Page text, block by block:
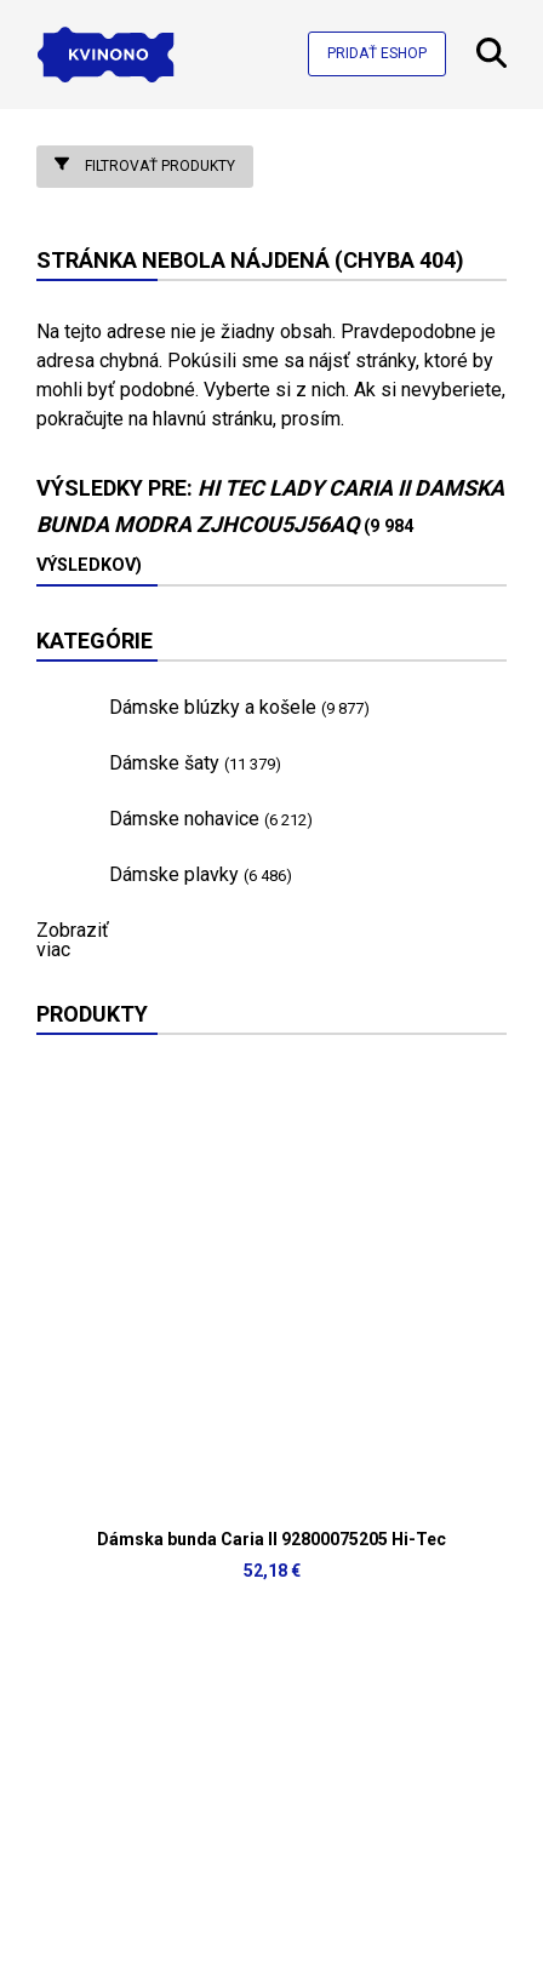
PRIDAŤ ESHOP
FILTROVAŤ PRODUKTY
STRÁNKA NEBOLA NÁJDENÁ (CHYBA 404)
Na tejto adrese nie je žiadny obsah. Pravdepodobne je
adresa chybná. Pokúsili sme sa nájsť stránky, ktoré by
mohli byť podobné. Vyberte si z nich. Ak si nevyberiete,
pokračujte na hlavnú stránku, prosím.
VÝSLEDKY PRE: HI TEC LADY CARIA II DAMSKA
BUNDA MODRA ZJHCOU5J56AQ (9 984
VÝSLEDKOV)
KATEGÓRIE
Dámske blúzky a košele (9 877)
Dámske šaty (11 379)
Dámske nohavice (6 212)
Dámske plavky (6 486)
Zobraziť
viac
PRODUKTY
Dámska bunda Caria II 92800075205 Hi-Tec
52,18 €